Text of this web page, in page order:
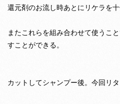
還元剤のお流し時あとにリケラを
またこれらを組み合わせて使うこ
すことができる。
カットしてシャンプー後。今回リタ